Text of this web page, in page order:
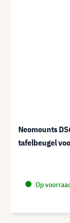
Neomounts
tafelbeugel
Op